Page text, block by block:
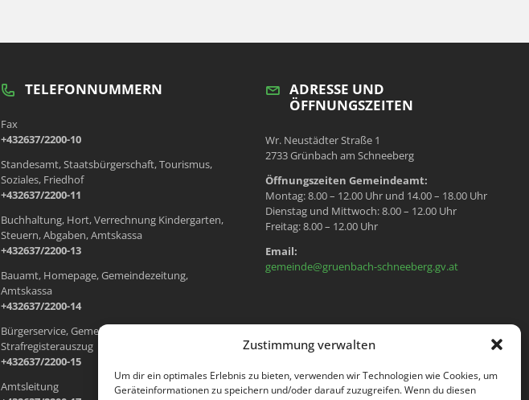
Zustimmung verwalten
Um dir ein optimales Erlebnis zu bieten, verwenden wir Technologien wie Cookies, um
Geräteinformationen zu speichern und/oder darauf zuzugreifen. Wenn du diesen
TELEFONNUMMERN
Fax
+432637/2200-10
Standesamt, Staatsbürgerschaft, Tourismus,
Soziales, Friedhof
+432637/2200-11
Buchhaltung, Hort, Verrechnung Kindergarten,
Steuern, Abgaben, Amtskassa
+432637/2200-13
Bauamt, Homepage, Gemeindezeitung,
Amtskassa
+432637/2200-14
Bürgerservice, Gemeindewohnungen, Meldeamt,
Strafregisterauszug
+432637/2200-15
Amtsleitung
ADRESSE UND
ÖFFNUNGSZEITEN
Wr. Neustädter Straße 1
2733 Grünbach am Schneeberg
Öffnungszeiten Gemeindeamt:
Montag: 8.00 – 12.00 Uhr und 14.00 – 18.00 Uhr
Dienstag und Mittwoch: 8.00 – 12.00 Uhr
Freitag: 8.00 – 12.00 Uhr
Email:
gemeinde@gruenbach-schneeberg.gv.at